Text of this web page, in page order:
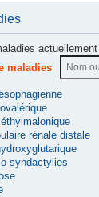
maladies
rénale distale
syndactylies